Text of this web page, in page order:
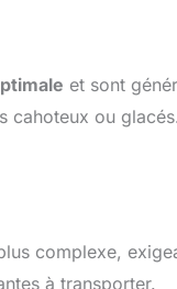
R15,
et sont
cahoteux ou
complexe,
à transporter.